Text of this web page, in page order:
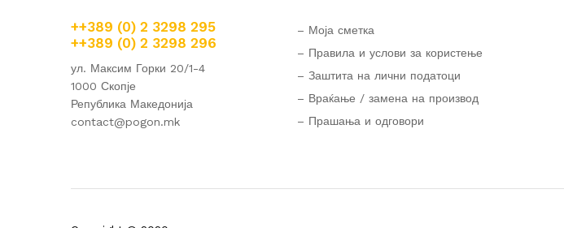
++389 (0) 2 3298 295
++389 (0) 2 3298 296
ул. Максим Горки 20/1-4
1000 Скопје
Република Македонија
contact@pogon.mk
– Моја сметка
– Правила и услови за користење
– Заштита на лични податоци
– Враќање / замена на производ
– Прашања и одговори